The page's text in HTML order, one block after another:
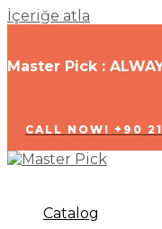
İçeriğe atla
Master Pick :
CALL NOW! +90
Catalog